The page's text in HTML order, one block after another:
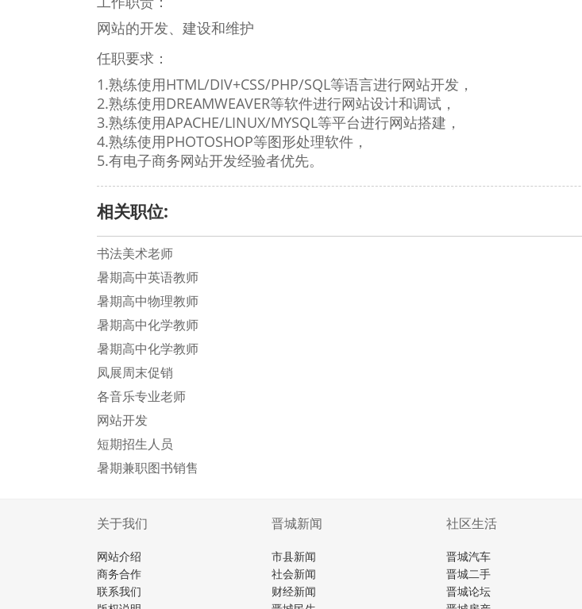
网站的开发、建设和维护
任职要求：
1.熟练使用HTML/DIV+CSS/PHP/SQL等语言进行网站开发，
2.熟练使用DREAMWEAVER等软件进行网站设计和调试，
3.熟练使用APACHE/LINUX/MYSQL等平台进行网站搭建，
4.熟练使用PHOTOSHOP等图形处理软件，
5.有电子商务网站开发经验者优先。
相关职位:
书法美术老师
暑期高中英语教师
暑期高中物理教师
暑期高中化学教师
暑期高中化学教师
凤展周末促销
各音乐专业老师
网站开发
短期招生人员
暑期兼职图书销售
关于我们
网站介绍
商务合作
联系我们
晋城新闻
市县新闻
社会新闻
财经新闻
社区生活
晋城汽车
晋城二手
晋城论坛